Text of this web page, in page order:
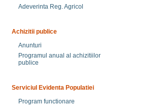
Adeverinta Reg. Agricol
Achizitii publice
Anunturi
Programul anual al achizitiilor
publice
Serviciul Evidenta Populatiei
Program functionare